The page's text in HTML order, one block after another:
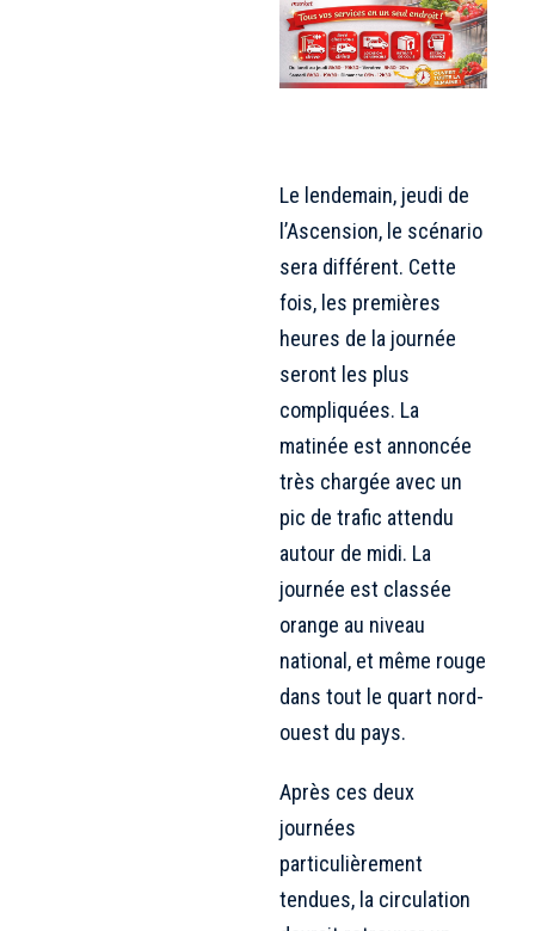
Le lendemain, jeudi de
l’Ascension, le scénario
sera différent. Cette
fois, les premières
heures de la journée
seront les plus
compliquées. La
matinée est annoncée
très chargée avec un
pic de trafic attendu
autour de midi. La
journée est classée
orange au niveau
national, et même rouge
dans tout le quart nord-
ouest du pays.
Après ces deux
journées
particulièrement
tendues, la circulation